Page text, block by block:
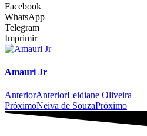
Facebook
WhatsApp
Telegram
Imprimir
Amauri Jr
AnteriorAnteriorLeidiane Oliveira
PróximoNeiva de SouzaPróximo